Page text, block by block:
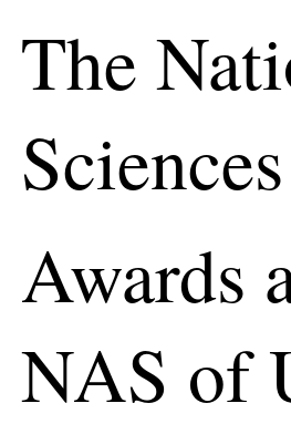
The
Awards
NAS of